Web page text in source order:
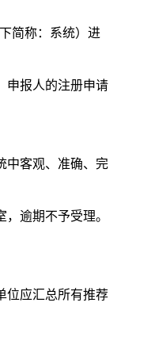
简称：系统）进
申报人的注册申请
中客观、准确、完
逾期不予受理。
位应汇总所有推荐